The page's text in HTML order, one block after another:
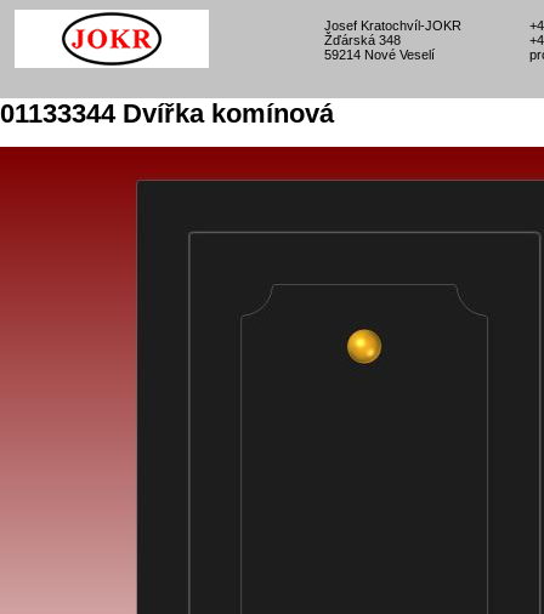
Josef Kratochvíl-JOKR
Žďárská 348
59214 Nové Veselí
01133344 Dvířka komínová